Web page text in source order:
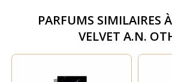
PARFUMS SIMILAIRES À
VELVET A.N.